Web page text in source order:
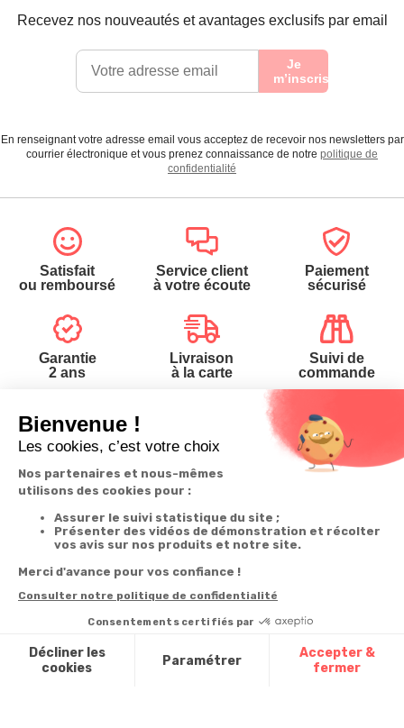
Recevez nos nouveautés et avantages exclusifs par email
Je
m’inscris
En renseignant votre adresse email vous acceptez de recevoir nos newsletters par
courrier électronique et vous prenez connaissance de notre politique de
confidentialité
Satisfait
ou remboursé
Service client
à votre écoute
Paiement
sécurisé
Garantie
2 ans
Livraison
à la carte
Suivi de
commande
Votre
commande
Suivi de
commande
Livraison
Paiement facilité
Satisfait ou
ou échange
Codes
promotionnels
Nos services
Besoin d'aide
Abonnement à la
newsletter
Désabonnement à
la newsletter
Contact
Questions
Contactez-nous
50005
Messenger
Par email :
Contactez-
nous